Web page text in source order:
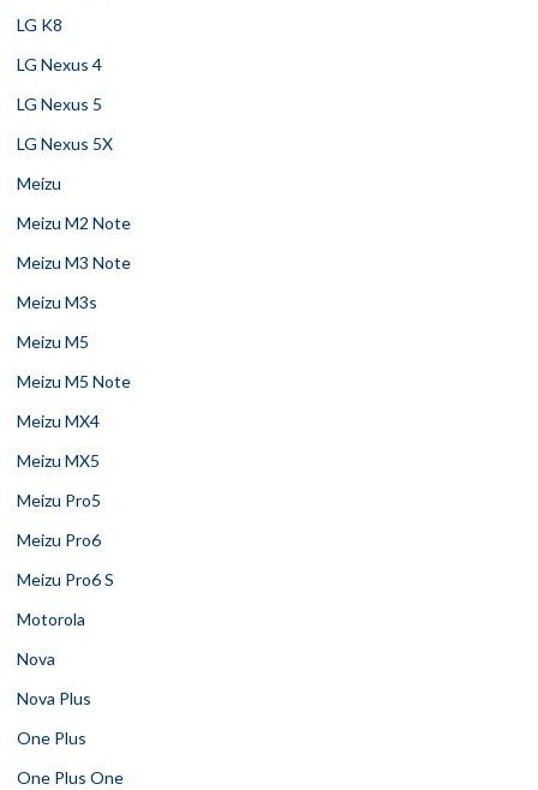
LG K8
LG Nexus 4
LG Nexus 5
LG Nexus 5X
Meizu
Meizu M2 Note
Meizu M3 Note
Meizu M3s
Meizu M5
Meizu M5 Note
Meizu MX4
Meizu MX5
Meizu Pro5
Meizu Pro6
Meizu Pro6 S
Motorola
Nova
Nova Plus
One Plus
One Plus One